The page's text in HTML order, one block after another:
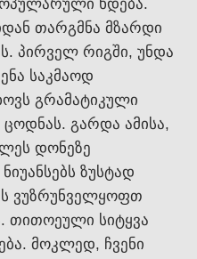
ხდება.
თარგმნა მზარდი
პირველ რიგში, უნდა
საკმაოდ
გრამატიკული
ცოდნას. გარდა ამისა,
დონეზე
ზუსტად
ვუზრუნველყოფთ
თითოეული სიტყვა
მოკლედ, ჩვენი